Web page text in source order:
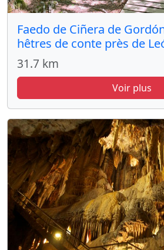
Faedo de Ciñera de
hêtres de conte près de
31.7 km
Voir plus